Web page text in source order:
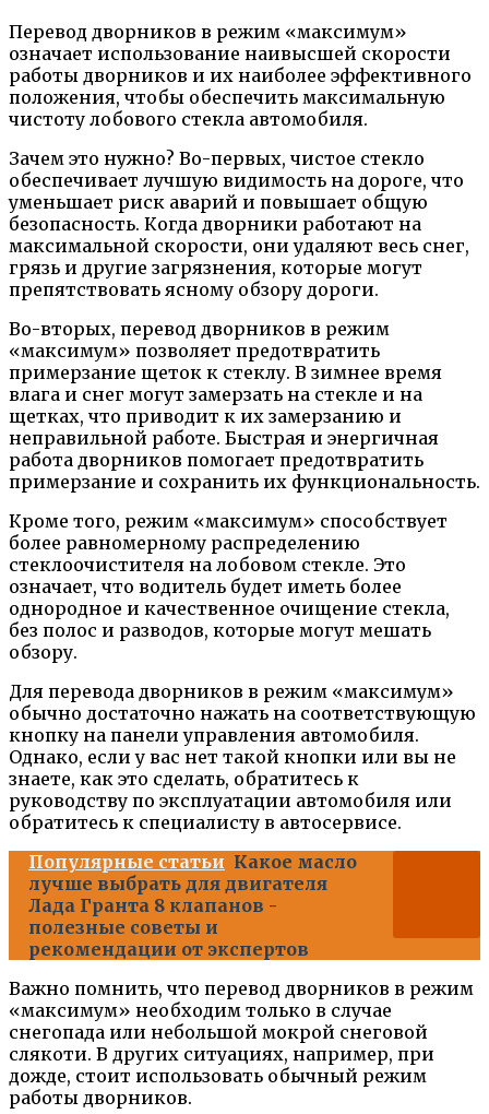
Перевод дворников в режим «максимум»
означает использование наивысшей скорости
работы дворников и их наиболее эффективного
положения, чтобы обеспечить максимальную
чистоту лобового стекла автомобиля.
Зачем это нужно? Во-первых, чистое стекло
обеспечивает лучшую видимость на дороге, что
уменьшает риск аварий и повышает общую
безопасность. Когда дворники работают на
максимальной скорости, они удаляют весь снег,
грязь и другие загрязнения, которые могут
препятствовать ясному обзору дороги.
Во-вторых, перевод дворников в режим
«максимум» позволяет предотвратить
примерзание щеток к стеклу. В зимнее время
влага и снег могут замерзать на стекле и на
щетках, что приводит к их замерзанию и
неправильной работе. Быстрая и энергичная
работа дворников помогает предотвратить
примерзание и сохранить их функциональность.
Кроме того, режим «максимум» способствует
более равномерному распределению
стеклоочистителя на лобовом стекле. Это
означает, что водитель будет иметь более
однородное и качественное очищение стекла,
без полос и разводов, которые могут мешать
обзору.
Для перевода дворников в режим «максимум»
обычно достаточно нажать на соответствующую
кнопку на панели управления автомобиля.
Однако, если у вас нет такой кнопки или вы не
знаете, как это сделать, обратитесь к
руководству по эксплуатации автомобиля или
обратитесь к специалисту в автосервисе.
Популярные статьи Какое масло
лучше выбрать для двигателя
Лада Гранта 8 клапанов -
полезные советы и
рекомендации от экспертов
Важно помнить, что перевод дворников в режим
«максимум» необходим только в случае
снегопада или небольшой мокрой снеговой
слякоти. В других ситуациях, например, при
дожде, стоит использовать обычный режим
работы дворников.